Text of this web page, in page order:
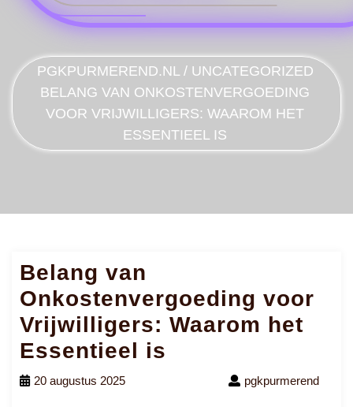
PGKPURMEREND.NL / UNCATEGORIZED
BELANG VAN ONKOSTENVERGOEDING
VOOR VRIJWILLIGERS: WAAROM HET
ESSENTIEEL IS
Belang van
Onkostenvergoeding voor
Vrijwilligers: Waarom het
Essentieel is
20 augustus 2025 pgkpurmerend